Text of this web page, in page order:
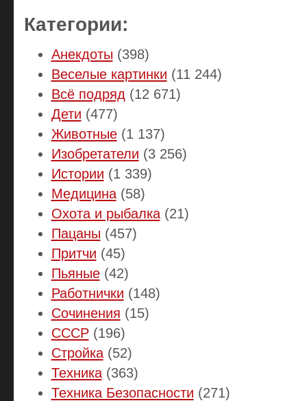
Категории:
Анекдоты (398)
Веселые картинки (11 244)
Всё подряд (12 671)
Дети (477)
Животные(1 137)
Изобретатели (3 256)
Истории (1 339)
Медицина(58)
Охота и рыбалка(21)
Пацаны (457)
Притчи (45)
Пьяные(42)
Работнички (148)
Сочинения (15)
СССР(196)
Стройка(52)
Техника(363)
Техника Безопасности (271)